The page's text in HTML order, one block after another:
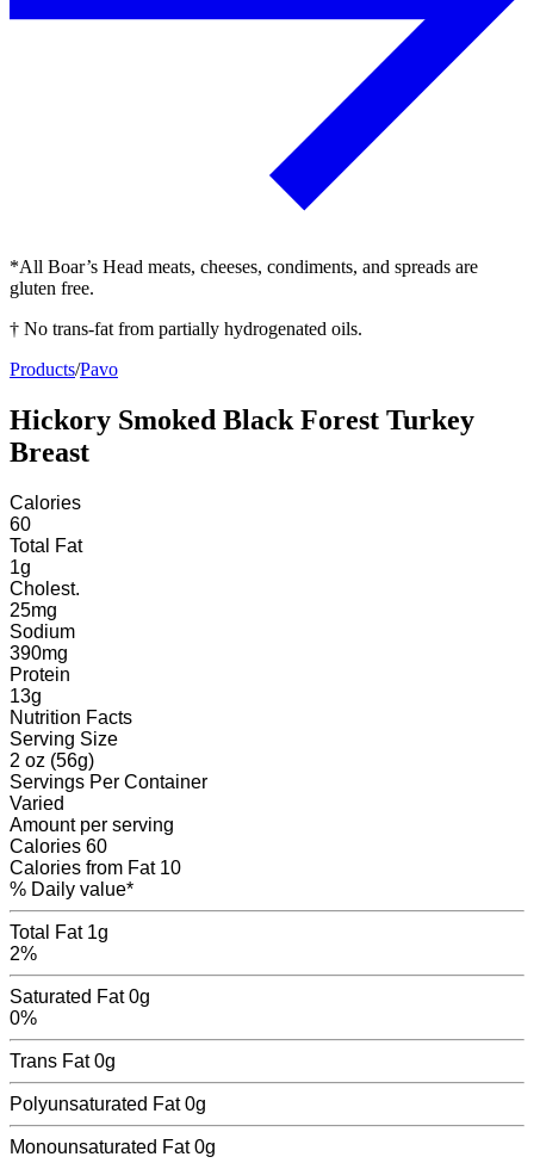
*All Boar’s Head meats, cheeses, condiments, and spreads are
gluten free.
† No trans-fat from partially hydrogenated oils.
Products/Pavo
Hickory Smoked Black Forest Turkey
Breast
Calories
60
Total Fat
1g
Cholest.
25mg
Sodium
390mg
Protein
13g
Nutrition Facts
Serving Size
2 oz (56g)
Servings Per Container
Varied
Amount per serving
Calories 60
Calories from Fat 10
% Daily value*
Total Fat 1g
2%
Saturated Fat0g
0%
Trans Fat 0g
Polyunsaturated Fat 0g
Monounsaturated Fat 0g